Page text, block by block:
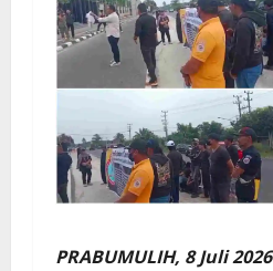
PRABUMULIH, 8 Juli 2026